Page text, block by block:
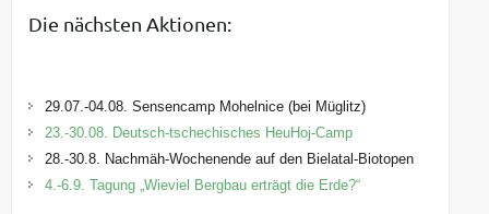
Die nächsten Aktionen:
29.07.-04.08. Sensencamp Mohelnice (bei Müglitz)
23.-30.08. Deutsch-tschechisches HeuHoj-Camp
28.-30.8. Nachmäh-Wochenende auf den Bielatal-Biotopen
4.-6.9. Tagung „Wieviel Bergbau erträgt die Erde?“